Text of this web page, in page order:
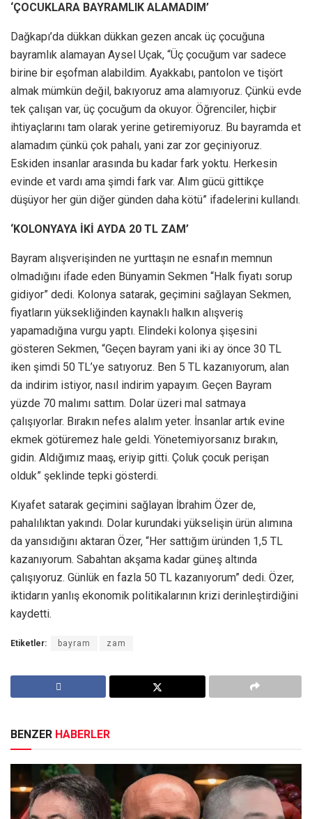
‘ÇOCUKLARA BAYRAMLIK ALAMADIM’
Dağkapı’da dükkan dükkan gezen ancak üç çocuğuna
bayramlık alamayan Aysel Uçak, “Üç çocuğum var sadece
birine bir eşofman alabildim. Ayakkabı, pantolon ve tişört
almak mümkün değil, bakıyoruz ama alamıyoruz. Çünkü evde
tek çalışan var, üç çocuğum da okuyor. Öğrenciler, hiçbir
ihtiyaçlarını tam olarak yerine getiremiyoruz. Bu bayramda et
alamadım çünkü çok pahalı, yani zar zor geçiniyoruz.
Eskiden insanlar arasında bu kadar fark yoktu. Herkesin
evinde et vardı ama şimdi fark var. Alım gücü gittikçe
düşüyor her gün diğer günden daha kötü” ifadelerini kullandı.
‘KOLONYAYA İKİ AYDA 20 TL ZAM’
Bayram alışverişinden ne yurttaşın ne esnafın memnun
olmadığını ifade eden Bünyamin Sekmen “Halk fiyatı sorup
gidiyor” dedi. Kolonya satarak, geçimini sağlayan Sekmen,
fiyatların yüksekliğinden kaynaklı halkın alışveriş
yapamadığına vurgu yaptı. Elindeki kolonya şişesini
gösteren Sekmen, “Geçen bayram yani iki ay önce 30 TL
iken şimdi 50 TL’ye satıyoruz. Ben 5 TL kazanıyorum, alan
da indirim istiyor, nasıl indirim yapayım. Geçen Bayram
yüzde 70 malımı sattım. Dolar üzeri mal satmaya
çalışıyorlar. Bırakın nefes alalım yeter. İnsanlar artık evine
ekmek götüremez hale geldi. Yönetemiyorsanız bırakın,
gidin. Aldığımız maaş, eriyip gitti. Çoluk çocuk perişan
olduk” şeklinde tepki gösterdi.
Kıyafet satarak geçimini sağlayan İbrahim Özer de,
pahalılıktan yakındı. Dolar kurundaki yükselişin ürün alımına
da yansıdığını aktaran Özer, “Her sattığım üründen 1,5 TL
kazanıyorum. Sabahtan akşama kadar güneş altında
çalışıyoruz. Günlük en fazla 50 TL kazanıyorum” dedi. Özer,
iktidarın yanlış ekonomik politikalarının krizi derinleştirdiğini
kaydetti.
Etiketler: bayram zam
BENZER HABERLER